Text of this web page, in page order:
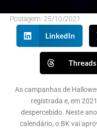
Postagem: 25/10/2021
LinkedIn
Threads
As campanhas de
registrada e, em
despercebido. Neste
calendário, o BK vai